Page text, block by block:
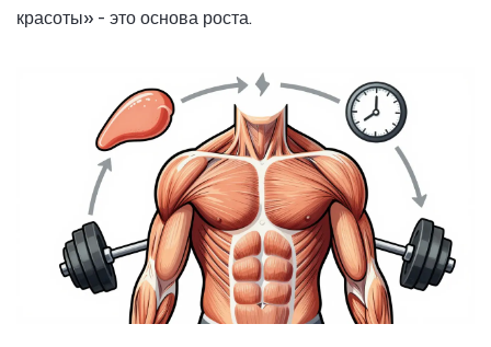
красоты» - это основа роста.